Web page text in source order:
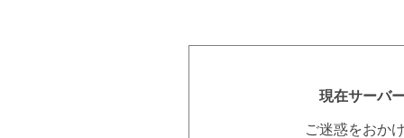
現在サーバ
ご迷惑をおか